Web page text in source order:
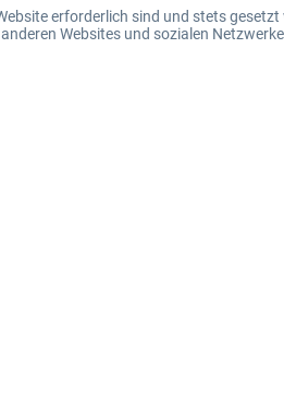
erforderlich sind und stets
Websites und sozialen